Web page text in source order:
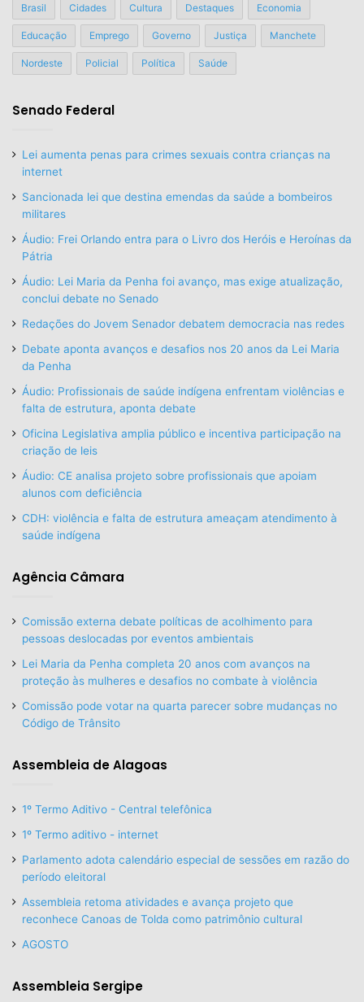
Brasil Cidades Cultura Destaques Economia
Educação Emprego Governo Justiça Manchete
Nordeste Policial Política Saúde
Senado Federal
Lei aumenta penas para crimes sexuais contra crianças na
internet
Sancionada lei que destina emendas da saúde a bombeiros
militares
Áudio: Frei Orlando entra para o Livro dos Heróis e Heroínas da
Pátria
Áudio: Lei Maria da Penha foi avanço, mas exige atualização,
conclui debate no Senado
Redações do Jovem Senador debatem democracia nas redes
Debate aponta avanços e desafios nos 20 anos da Lei Maria
da Penha
Áudio: Profissionais de saúde indígena enfrentam violências e
falta de estrutura, aponta debate
Oficina Legislativa amplia público e incentiva participação na
criação de leis
Áudio: CE analisa projeto sobre profissionais que apoiam
alunos com deficiência
CDH: violência e falta de estrutura ameaçam atendimento à
saúde indígena
Agência Câmara
Comissão externa debate políticas de acolhimento para
pessoas deslocadas por eventos ambientais
Lei Maria da Penha completa 20 anos com avanços na
proteção às mulheres e desafios no combate à violência
Comissão pode votar na quarta parecer sobre mudanças no
Código de Trânsito
Assembleia de Alagoas
1º Termo Aditivo - Central telefônica
1º Termo aditivo - internet
Parlamento adota calendário especial de sessões em razão do
período eleitoral
Assembleia retoma atividades e avança projeto que
reconhece Canoas de Tolda como patrimônio cultural
AGOSTO
Assembleia Sergipe